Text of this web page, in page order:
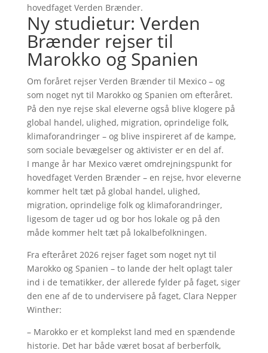
hovedfaget Verden Brænder.
Ny studietur: Verden
Brænder rejser til
Marokko og Spanien
Om foråret rejser Verden Brænder til Mexico – og
som noget nyt til Marokko og Spanien om efteråret.
På den nye rejse skal eleverne også blive klogere på
global handel, ulighed, migration, oprindelige folk,
klimaforandringer – og blive inspireret af de kampe,
som sociale bevægelser og aktivister er en del af.
I mange år har Mexico været omdrejningspunkt for
hovedfaget Verden Brænder – en rejse, hvor eleverne
kommer helt tæt på global handel, ulighed,
migration, oprindelige folk og klimaforandringer,
ligesom de tager ud og bor hos lokale og på den
måde kommer helt tæt på lokalbefolkningen.
Fra efteråret 2026 rejser faget som noget nyt til
Marokko og Spanien – to lande der helt oplagt taler
ind i de tematikker, der allerede fylder på faget, siger
den ene af de to undervisere på faget, Clara Nepper
Winther:
– Marokko er et komplekst land med en spændende
historie. Det har både været bosat af berberfolk,